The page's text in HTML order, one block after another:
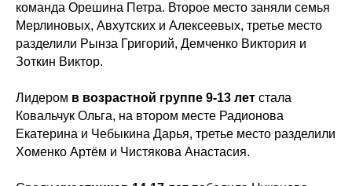
команда Орешина Петра. Второе место заняли семья
Мерлиновых, Авхутских и Алексеевых, третье место
разделили Рынза Григорий, Демченко Виктория и
Зоткин Виктор.
Лидером в возрастной группе 9-13 лет стала
Ковальчук Ольга, на втором месте Радионова
Екатерина и Чебыкина Дарья, третье место разделили
Хоменко Артём и Чистякова Анастасия.